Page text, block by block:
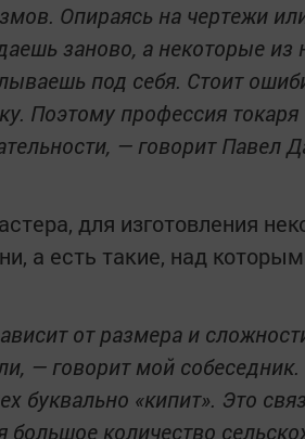
Опираясь на чертежи
заново, а некоторые
под себя. Стоит
Поэтому профессия токаря
— говорит Павел
для изготовления
а есть такие, над
от размера и
— говорит мой
буквально «кипит». Это
большое количество